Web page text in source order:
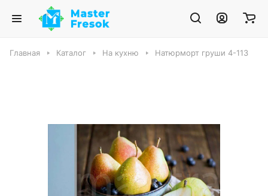
Главная Каталог На кухню Натюрморт груши 4-113